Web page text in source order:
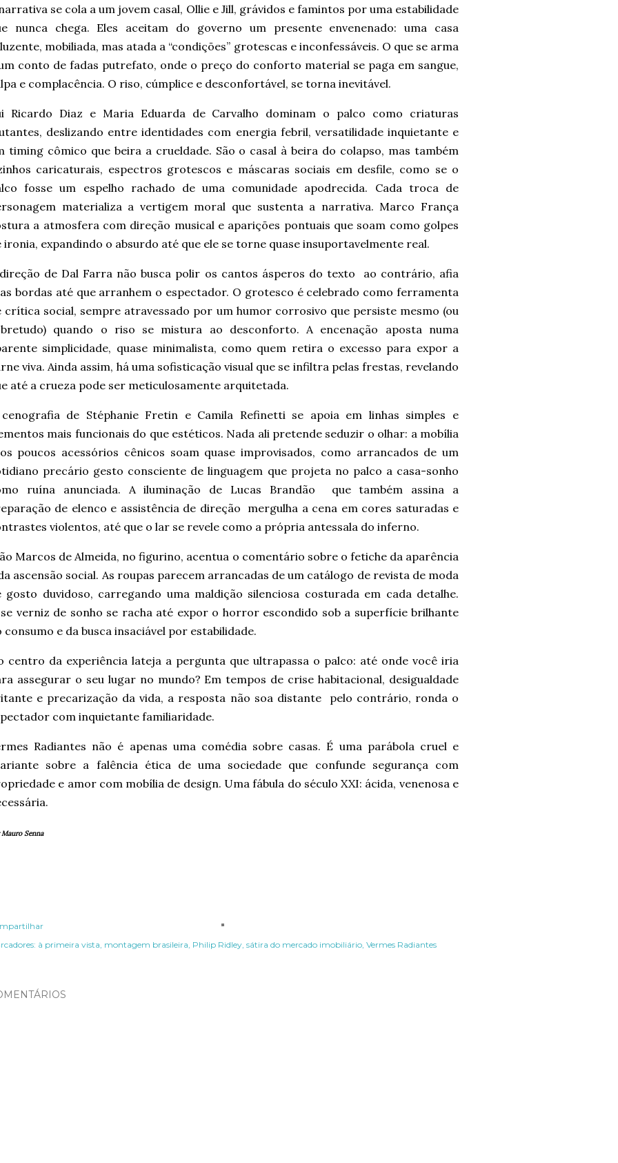
se cola a um jovem casal, Ollie e Jill, grávidos e famintos por uma estabilidade
nunca chega. Eles aceitam do governo um presente envenenado: uma casa
mobiliada, mas atada a “condições” grotescas e inconfessáveis. O que se arma
conto de fadas putrefato, onde o preço do conforto material se paga em sangue,
e complacência. O riso, cúmplice e desconfortável, se torna inevitável.
Ricardo Diaz e Maria Eduarda de Carvalho dominam o palco como criaturas
deslizando entre identidades com energia febril, versatilidade inquietante e
timing cômico que beira a crueldade. São o casal à beira do colapso, mas também
caricaturais, espectros grotescos e máscaras sociais em desfile, como se o
fosse um espelho rachado de uma comunidade apodrecida. Cada troca de
materializa a vertigem moral que sustenta a narrativa. Marco França
a atmosfera com direção musical e aparições pontuais que soam como golpes
ironia, expandindo o absurdo até que ele se torne quase insuportavelmente real.
de Dal Farra não busca polir os cantos ásperos do texto
ao contrário, afia
bordas até que arranhem o espectador. O grotesco é celebrado como ferramenta
crítica social, sempre atravessado por um humor corrosivo que persiste mesmo (ou
quando o riso se mistura ao desconforto. A encenação aposta numa
simplicidade, quase minimalista, como quem retira o excesso para expor a
viva. Ainda assim, há uma sofisticação visual que se infiltra pelas frestas, revelando
até a crueza pode ser meticulosamente arquitetada.
de Stéphanie Fretin e Camila Refinetti se apoia em linhas simples e
mais funcionais do que estéticos. Nada ali pretende seduzir o olhar: a mobília
poucos acessórios cênicos soam quase improvisados, como arrancados de um
precário gesto consciente de linguagem que projeta no palco a casa-sonho
ruína anunciada. A iluminação de Lucas Brandão
que também assina a
de elenco e assistência de direção mergulha a cena em cores saturadas e
violentos, até que o lar se revele como a própria antessala do inferno.
Marcos de Almeida, no figurino, acentua o comentário sobre o fetiche da aparência
ascensão social. As roupas parecem arrancadas de um catálogo de revista de moda
gosto duvidoso, carregando uma maldição silenciosa costurada em cada detalhe.
verniz de sonho se racha até expor o horror escondido sob a superfície brilhante
consumo e da busca insaciável por estabilidade.
centro da experiência lateja a pergunta que ultrapassa o palco: até onde você iria
assegurar o seu lugar no mundo? Em tempos de crise habitacional, desigualdade
e precarização da vida, a resposta não soa distante
pelo contrário, ronda o
com inquietante familiaridade.
Radiantes não é apenas uma comédia sobre casas. É uma parábola cruel e
sobre a falência ética de uma sociedade que confunde segurança com
e amor com mobília de design. Uma fábula do século XXI: ácida, venenosa e
Senna
à primeira vista montagem brasileira Philip Ridley sátira do mercado imobiliário Vermes Radiantes